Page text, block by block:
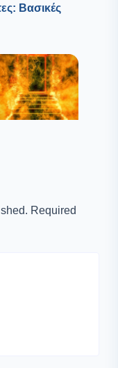
Βασικές
Required